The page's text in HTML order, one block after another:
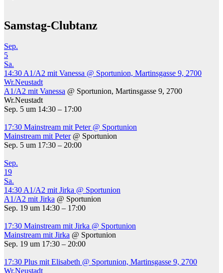
Samstag-Clubtanz
Sep.
5
Sa.
14:30A1/A2 mit Vanessa @ Sportunion, Martinsgasse 9, 2700
Wr.Neustadt
A1/A2 mit Vanessa @ Sportunion, Martinsgasse 9, 2700
Wr.Neustadt
Sep. 5 um 14:30 – 17:00
17:30 Mainstream mit Peter @ Sportunion
Mainstream mit Peter @ Sportunion
Sep. 5 um 17:30 – 20:00
Sep.
19
Sa.
14:30A1/A2 mit Jirka @ Sportunion
A1/A2 mit Jirka @ Sportunion
Sep. 19 um 14:30 – 17:00
17:30 Mainstream mit Jirka @ Sportunion
Mainstream mit Jirka @ Sportunion
Sep. 19 um 17:30 – 20:00
17:30 Plus mit Elisabeth @ Sportunion, Martinsgasse 9, 2700
Wr.Neustadt